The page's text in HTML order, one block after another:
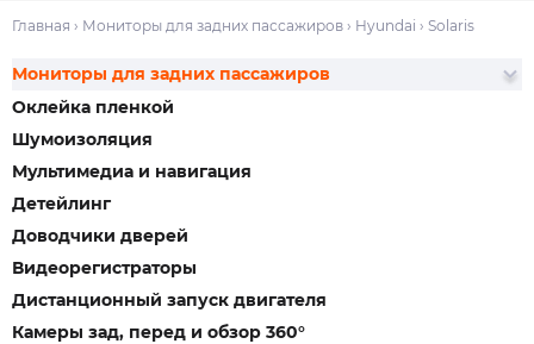
Главная › Мониторы для задних пассажиров › Hyundai › Solaris
Оклейка пленкой
Шумоизоляция
Мультимедиа и навигация
Детейлинг
Доводчики дверей
Видеорегистраторы
Дистанционный запуск двигателя
Камеры зад, перед и обзор 360°
Мониторы для задних пассажиров